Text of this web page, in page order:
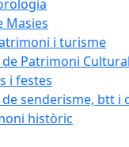
Masies
i turisme
Patrimoni Cultural
i festes
de senderisme, btt i
històric